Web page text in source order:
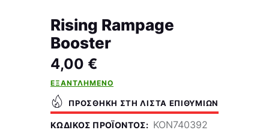
Rising Rampage
Booster
4,00 €
ΕΞΑΝΤΛΗΜΈΝΟ
ΠΡΟΣΘΉΚΗ ΣΤΗ ΛΊΣΤΑ ΕΠΙΘΥΜΙΏΝ
ΚΩΔΙΚΌΣ ΠΡΟΪΌΝΤΟΣ: KON740392